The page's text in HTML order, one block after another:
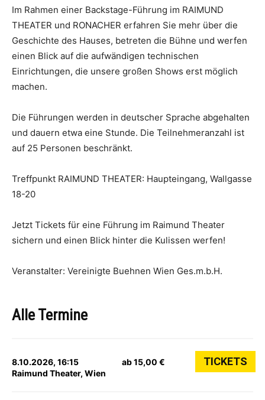
Im Rahmen einer Backstage-Führung im RAIMUND
THEATER und RONACHER erfahren Sie mehr über die
Geschichte des Hauses, betreten die Bühne und werfen
einen Blick auf die aufwändigen technischen
Einrichtungen, die unsere großen Shows erst möglich
machen.
Die Führungen werden in deutscher Sprache abgehalten
und dauern etwa eine Stunde. Die Teilnehmeranzahl ist
auf 25 Personen beschränkt.
Treffpunkt RAIMUND THEATER: Haupteingang, Wallgasse
18-20
Jetzt Tickets für eine Führung im Raimund Theater
sichern und einen Blick hinter die Kulissen werfen!
Veranstalter: Vereinigte Buehnen Wien Ges.m.b.H.
Alle Termine
8.10.2026, 16:15
Raimund Theater, Wien
ab 15,00 € TICKETS